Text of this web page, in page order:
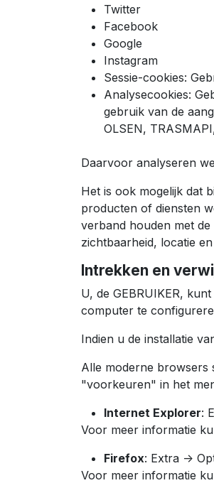
Twitter
Facebook
Google
Instagram
Sessie-cookies:
Analysecookies:
gebruik van de
OLSEN,
Daarvoor analyseren
Het is ook mogelijk dat
producten of diensten
verband houden met
zichtbaarheid, locatie
Intrekken en
U, de GEBRUIKER,
computer te
Indien u de installatie
Alle moderne browsers
"voorkeuren" in het
Internet Explorer:
Voor meer informatie
Firefox: Extra ->
Voor meer informatie